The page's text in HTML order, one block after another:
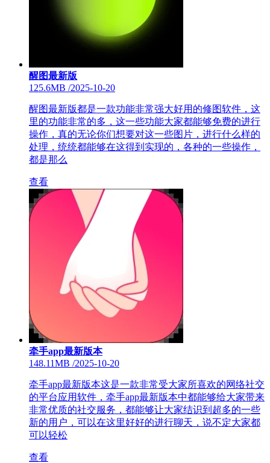
醒图最新版
125.6MB /2025-10-20
醒图最新版都是一款功能非常强大好用的修图软件，这
里的功能非常的多，这一些功能大家都能够免费的进行
操作，真的无论你们想要对这一些图片，进行什么样的
处理，统统都能够在这得到实现的，各种的一些操作，
都是那么
查看
牵手app最新版本
148.11MB /2025-10-20
牵手app最新版本这是一款非常受大家所喜欢的网络社交
的平台应用软件，牵手app最新版本中都能够给大家带来
非常优质的社交服务，都能够让大家结识到超多的一些
新的用户，可以在这里好好的进行聊天，说不定大家都
可以轻松
查看